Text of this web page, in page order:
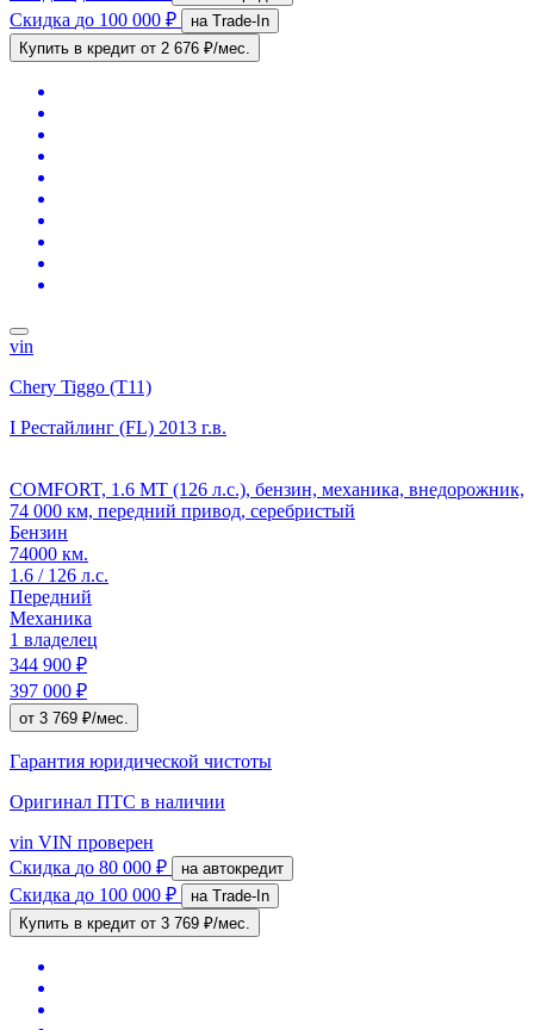
Скидка до 100 000 ₽
на Trade-In
Купить в кредит от 2 676 ₽/мес.
vin
Chery Tiggo (T11)
I Рестайлинг (FL) 2013 г.в.
COMFORT, 1.6 MT (126 л.с.), бензин, механика, внедорожник,
74 000 км, передний привод, серебристый
Бензин
74000 км.
1.6 / 126 л.с.
Передний
Механика
1 владелец
344 900 ₽
397 000 ₽
от 3 769 ₽/мес.
Гарантия юридической чистоты
Оригинал ПТС в наличии
vin VIN проверен
Скидка до 80 000 ₽ на автокредит
Скидка до 100 000 ₽
на Trade-In
Купить в кредит от 3 769 ₽/мес.